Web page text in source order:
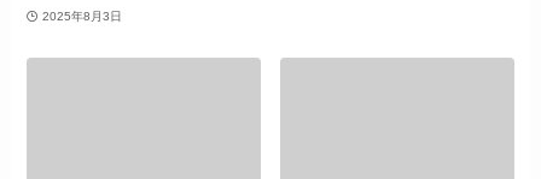
2025年8月3日